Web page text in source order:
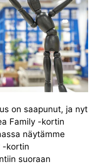
on saapunut, ja nyt
Family -kortin
näytämme
-kortin
suoraan